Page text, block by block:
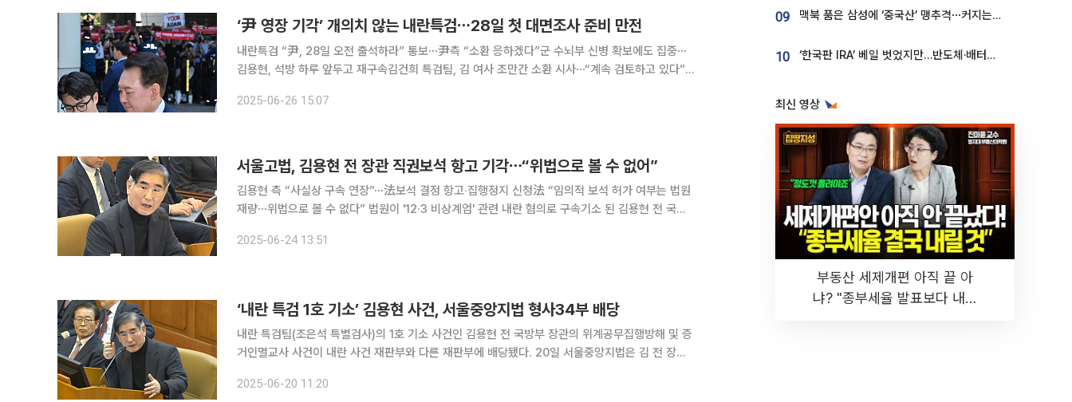
‘尹 영장 기각’ 개의치 않는 내란특검⋯28일 첫 대면조사 준비 만전
내란특검 “尹, 28일 오전 출석하라” 통보⋯尹측 “소환 응하겠다”군 수뇌부 신병 확보에도 집중⋯
김용현, 석방 하루 앞두고 재구속김건희 특검팀, 김 여사 조만간 소환 시사⋯“계속 검토하고 있다”
개의치 않는 분위기다. 오히려 윤 전 대통령의 출석을 이끌
2025-06-26 15:07
서울고법, 김용현 전 장관 직권보석 항고 기각⋯“위법으로 볼 수 없어”
김용현 측 “사실상 구속 연장”⋯法보석 결정 항고‧집행정지 신청法 “임의적 보석 허가 여부는 법원
재량⋯위법으로 볼 수 없다” 법원이 '12·3 비상계엄' 관련 내란 혐의로 구속기소 된 김용현 전 국방
홍동기 부장판사)는 김 전 장관이 낸 보석허가 결정에 대
2025-06-24 13:51
‘내란 특검 1호 기소’ 김용현 사건, 서울중앙지법 형사34부 배당
내란 특검팀(조은석 특별검사)의 1호 기소 사건인 김용현 전 국방부 장관의 위계공무집행방해 및 증
거인멸교사 사건이 내란 사건 재판부와 다른 재판부에 배당됐다. 20일 서울중앙지법은 김 전 장관
다. 현재 내란 사건을 맡고 있는 재판부는 내란 사건 재판부인 형사합의2
2025-06-20 11:20
09 맥북 품은 삼성에 ‘중국산’ 맹추격⋯커지는 노트북 OLED 시장
10 ‘한국판 IRA’ 베일 벗었지만…반도체·배터리 업계 “시행령이 관건”
최신 영상
부동산 세제개편 아직 끝 아
냐? "종부세율 발표보다 내릴